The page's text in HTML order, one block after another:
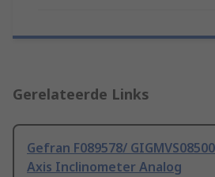
Gerelateerde Links
Gefran F089578/
Axis Inclinometer Analog